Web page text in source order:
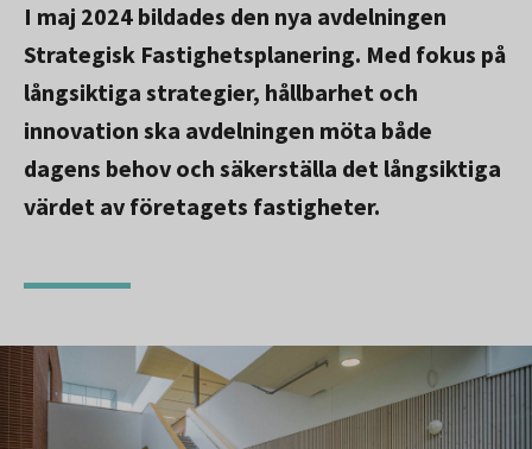
I maj 2024 bildades den nya avdelningen
Strategisk Fastighetsplanering. Med fokus på
långsiktiga strategier, hållbarhet och
innovation ska avdelningen möta både
dagens behov och säkerställa det långsiktiga
värdet av företagets fastigheter.